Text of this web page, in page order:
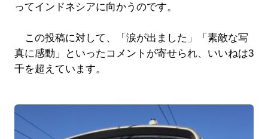
ってインドネシアに向かうのです。
この投稿に対して、「涙が出ました」「素敵な写
真に感動」といったコメントが寄せられ、いいねは3
千を超えています。